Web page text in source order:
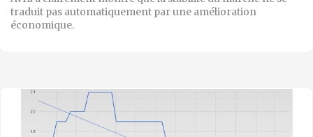
traduit pas automatiquement par une amélioration
économique.